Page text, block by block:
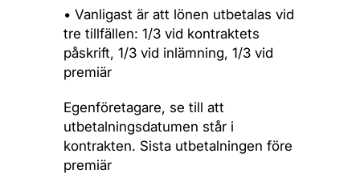
• Vanligast är att lönen utbetalas vid
tre tillfällen: 1/3 vid kontraktets
påskrift, 1/3 vid inlämning, 1/3 vid
premiär
Egenföretagare, se till att
utbetalningsdatumen står i
kontrakten. Sista utbetalningen före
premiär